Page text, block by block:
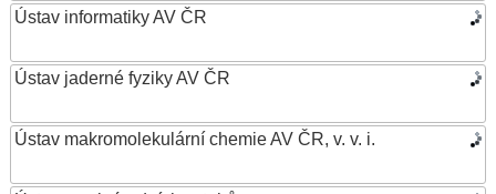
Ústav informatiky AV ČR
Ústav jaderné fyziky AV ČR
Ústav makromolekulární chemie AV ČR, v. v. i.